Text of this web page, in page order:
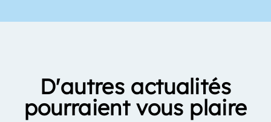
D'autres actualités
pourraient vous plaire